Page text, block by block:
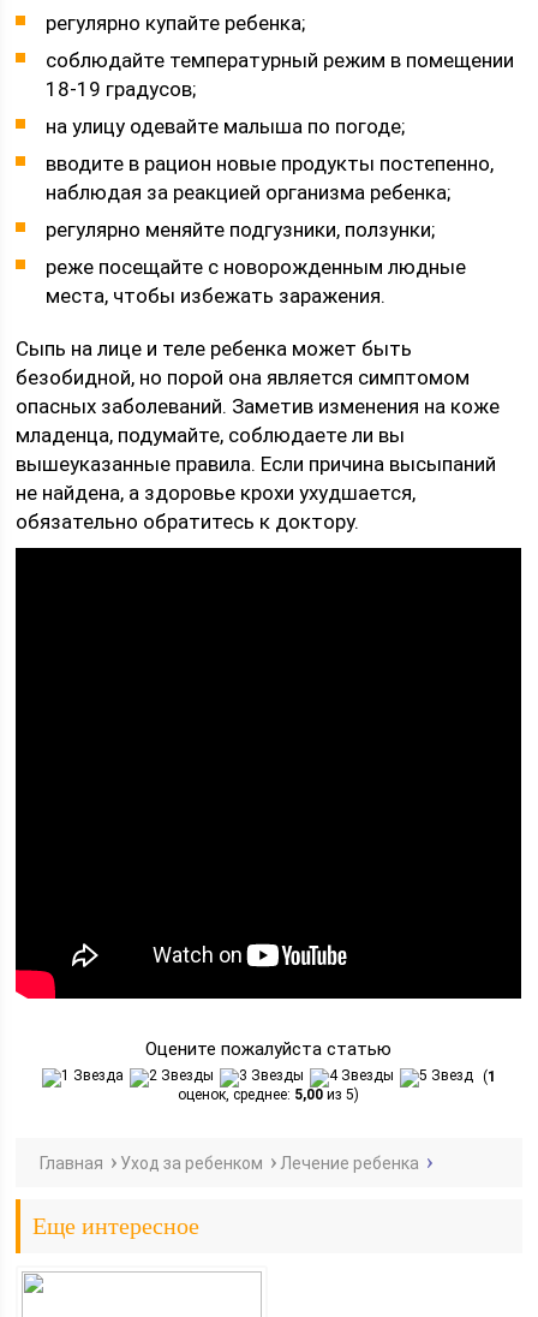
регулярно купайте ребенка;
соблюдайте температурный режим в помещении
18-19 градусов;
на улицу одевайте малыша по погоде;
вводите в рацион новые продукты постепенно,
наблюдая за реакцией организма ребенка;
регулярно меняйте подгузники, ползунки;
реже посещайте с новорожденным людные
места, чтобы избежать заражения.
Сыпь на лице и теле ребенка может быть
безобидной, но порой она является симптомом
опасных заболеваний. Заметив изменения на коже
младенца, подумайте, соблюдаете ли вы
вышеуказанные правила. Если причина высыпаний
не найдена, а здоровье крохи ухудшается,
обязательно обратитесь к доктору.
Оцените пожалуйста статью
(1
оценок, среднее: 5,00 из 5)
Главная Уход за ребенком Лечение ребенка
Еще интересное